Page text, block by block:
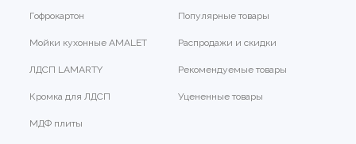
Гофрокартон
Мойки кухонные AMALET
ЛДСП LAMARTY
Кромка для ЛДСП
МДФ плиты
Популярные товары
Распродажи и скидки
Рекомендуемые товары
Уцененные товары